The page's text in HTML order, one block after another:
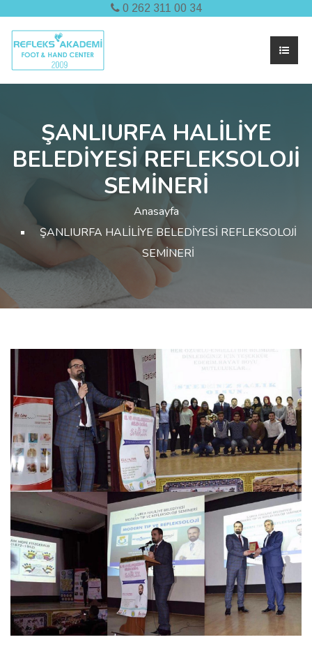
0 262 311 00 34
ŞANLIURFA HALİLİYE
BELEDİYESİ REFLEKSOLOJİ
SEMİNERİ
Anasayfa
ŞANLIURFA HALİLİYE BELEDİYESİ REFLEKSOLOJİ
SEMİNERİ